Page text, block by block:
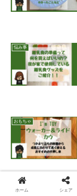
悩み事
おもちゃ
ホーム シェア